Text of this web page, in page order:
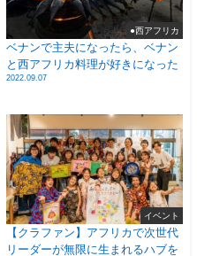
●西アフリカ
ベナンで主夫になったら、ベナン
と西アフリカ料理が好きになった
2022.09.07
イベント
【クラファン】アフリカで次世代
リーダーが無限に生まれるハブを